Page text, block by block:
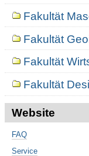
Fakultät
Fakultät
Fakultät
Fakultät
Website
FAQ
Service